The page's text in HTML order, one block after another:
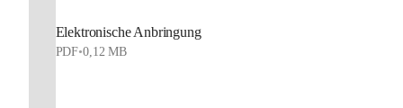
Elektronische Anbringung
PDF•0,12 MB